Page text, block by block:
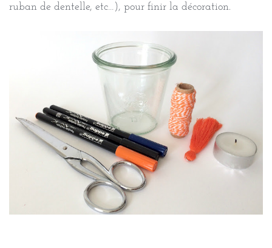
ruban de dentelle, etc…), pour finir la décoration.